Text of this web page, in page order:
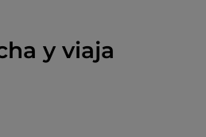
y viaja